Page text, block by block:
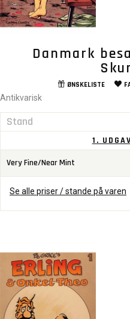
Danmark
ØNSKELISTE
Antikvarisk
Stand
1.
Very Fine/Near Mint
Se alle priser / stande på varen